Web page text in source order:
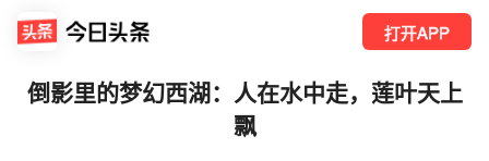
打开APP
倒影里的梦幻西湖：人在水中走，莲叶天上
飘